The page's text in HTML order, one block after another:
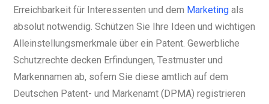
Erreichbarkeit für Interessenten und dem Marketing als
absolut notwendig. Schützen Sie Ihre Ideen und wichtigen
Alleinstellungsmerkmale über ein Patent. Gewerbliche
Schutzrechte decken Erfindungen, Testmuster und
Markennamen ab, sofern Sie diese amtlich auf dem
Deutschen Patent- und Markenamt (DPMA) registrieren